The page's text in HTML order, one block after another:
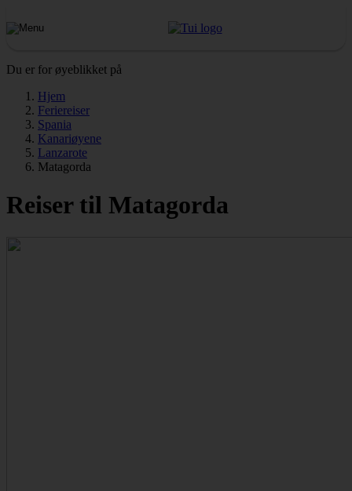
Du er for øyeblikket på
Hjem
Feriereiser
Spania
Kanariøyene
Lanzarote
Matagorda
Reiser til Matagorda